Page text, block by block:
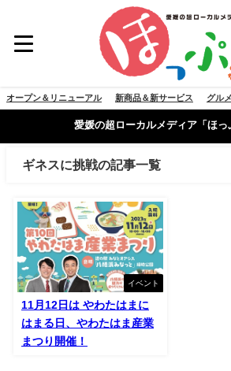
オープン＆リニューアル 新商品＆新サービス グルメ
愛媛の超ローカルメディア「ほっ
ギネスに挑戦の記事一覧
イベント
11月12日は やわたはまに
はまる日、やわたはま産業
まつり開催！